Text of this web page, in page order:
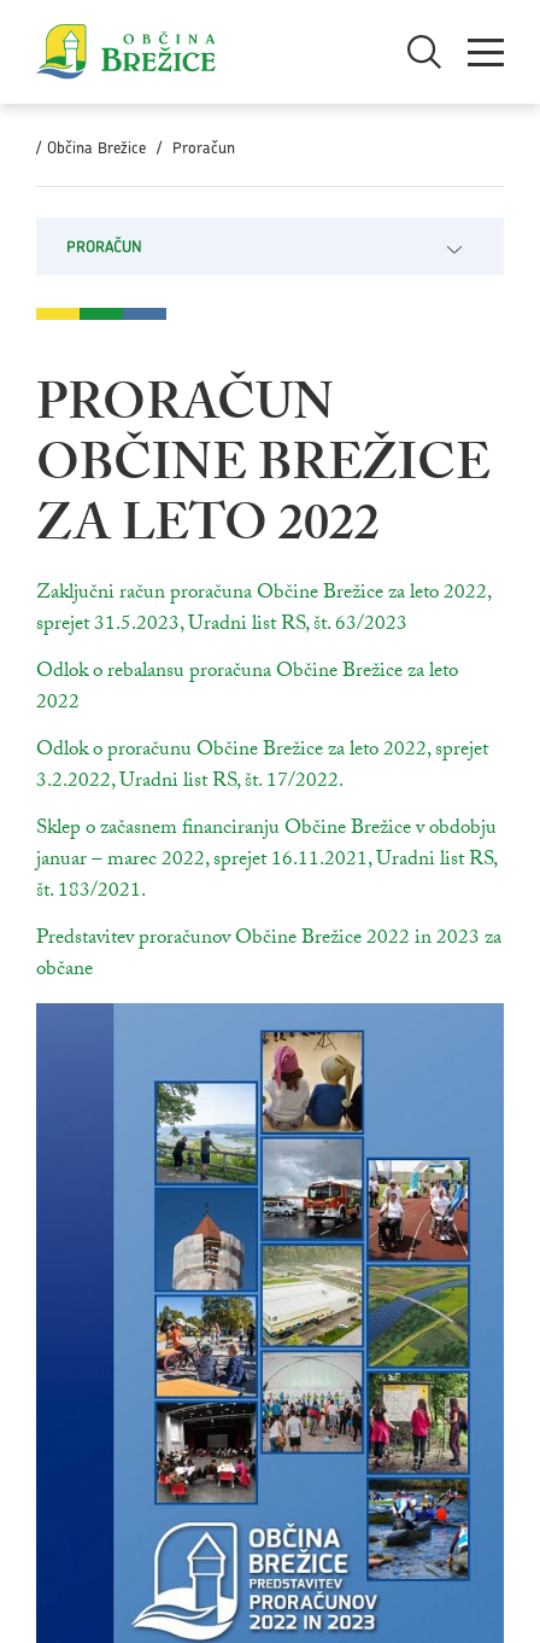
Odpri iskanjeOdpri meni
/ Občina Brežice / Proračun
PRORAČUN
PRORAČUN
OBČINE BREŽICE
ZA LETO 2022
povezava na dokument
Zaključni račun proračuna Občine Brežice za leto 2022,
sprejet 31.5.2023, Uradni list RS, št. 63/2023
povezava na dokument
Odlok o rebalansu proračuna Občine Brežice za leto
2022
povezava na dokument
Odlok o proračunu Občine Brežice za leto 2022, sprejet
3.2.2022, Uradni list RS, št. 17/2022.
povezava na dokument
Sklep o začasnem financiranju Občine Brežice v obdobju
januar – marec 2022, sprejet 16.11.2021, Uradni list RS,
št. 183/2021.
povezava na dokument
Predstavitev proračunov Občine Brežice 2022 in 2023 za
občane